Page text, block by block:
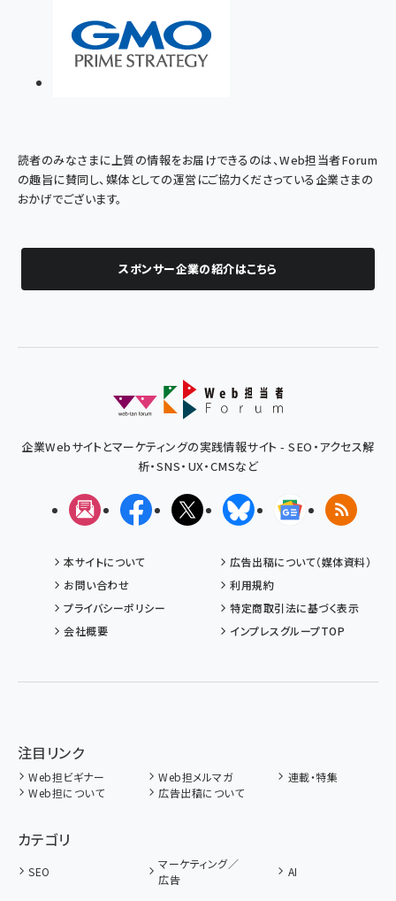
読者のみなさまに上質の情報をお届けできるのは、Web担当者Forum
の趣旨に賛同し、媒体としての運営にご協力くださっている企業さまの
おかげでございます。
スポンサー企業の紹介はこちら
企業Webサイトとマーケティングの実践情報サイト - SEO・アクセス解
析・SNS・UX・CMSなど
メルマガFacebookX(エックス)BlueskyGoogleニュ
RSS
本サイトについて
広告出稿について（媒体資料）
お問い合わせ
利用規約
プライバシーポリシー
特定商取引法に基づく表示
会社概要
インプレスグループTOP
注目リンク
Web担ビギナー Web担メルマガ
連載・特集
Web担について
広告出稿について
カテゴリ
SEO
マーケティング／
広告
AI